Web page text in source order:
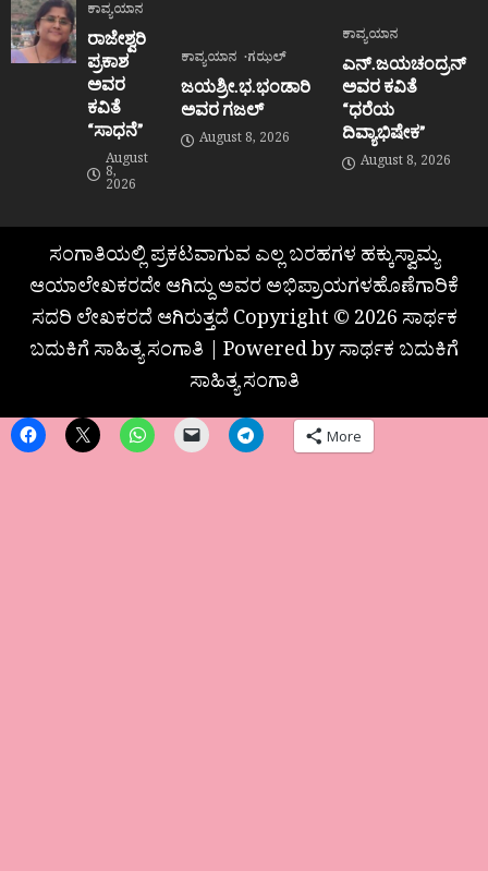
ಕಾವ್ಯಯಾನ
ರಾಜೇಶ್ವರಿ
ಪ್ರಕಾಶ
ಅವರ
ಕವಿತೆ
“ಸಾಧನೆ”
August
8,
2026
ಕಾವ್ಯಯಾನ ಗಝಲ್
ಜಯಶ್ರೀ.ಭ.ಭಂಡಾರಿ
ಅವರ ಗಜಲ್
August 8, 2026
ಕಾವ್ಯಯಾನ
ಎನ್.ಜಯಚಂದ್ರನ್
ಅವರ ಕವಿತೆ
“ಧರೆಯ
ದಿವ್ಯಾಭಿಷೇಕ”
August 8, 2026
ಸಂಗಾತಿಯಲ್ಲಿ ಪ್ರಕಟವಾಗುವ ಎಲ್ಲ ಬರಹಗಳ ಹಕ್ಕುಸ್ವಾಮ್ಯ
ಆಯಾಲೇಖಕರದೇ ಆಗಿದ್ದು ಅವರ ಅಭಿಪ್ರಾಯಗಳಹೊಣೆಗಾರಿಕೆ
ಸದರಿ ಲೇಖಕರದೆ ಆಗಿರುತ್ತದೆ Copyright © 2026 ಸಾರ್ಥಕ
ಬದುಕಿಗೆ ಸಾಹಿತ್ಯ ಸಂಗಾತಿ | Powered by ಸಾರ್ಥಕ ಬದುಕಿಗೆ
ಸಾಹಿತ್ಯ ಸಂಗಾತಿ
More